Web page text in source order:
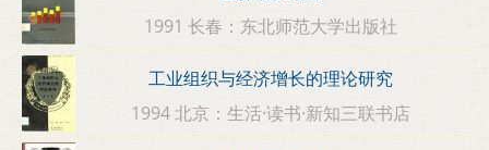
1991 长春：东北师范大学出版社
工业组织与经济增长的理论研究
1994 北京：生活·读书·新知三联书店